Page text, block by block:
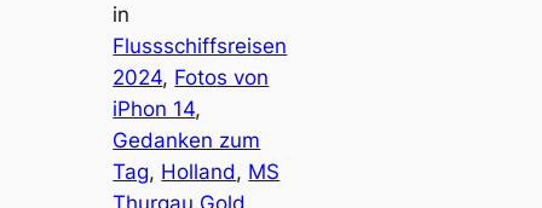
in
Flussschiffsreisen
2024, Fotos von
iPhon 14
Gedanken zum
Tag, Holland, MS
Thurgau Gold